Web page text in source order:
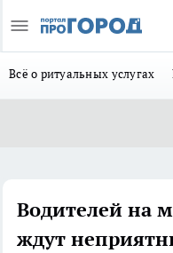
Всё о ритуальных услугах
Водителей на
ждут